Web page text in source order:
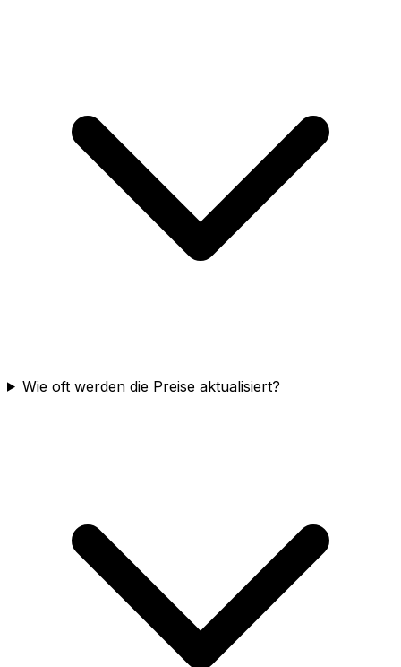
Wie oft werden die Preise aktualisiert?